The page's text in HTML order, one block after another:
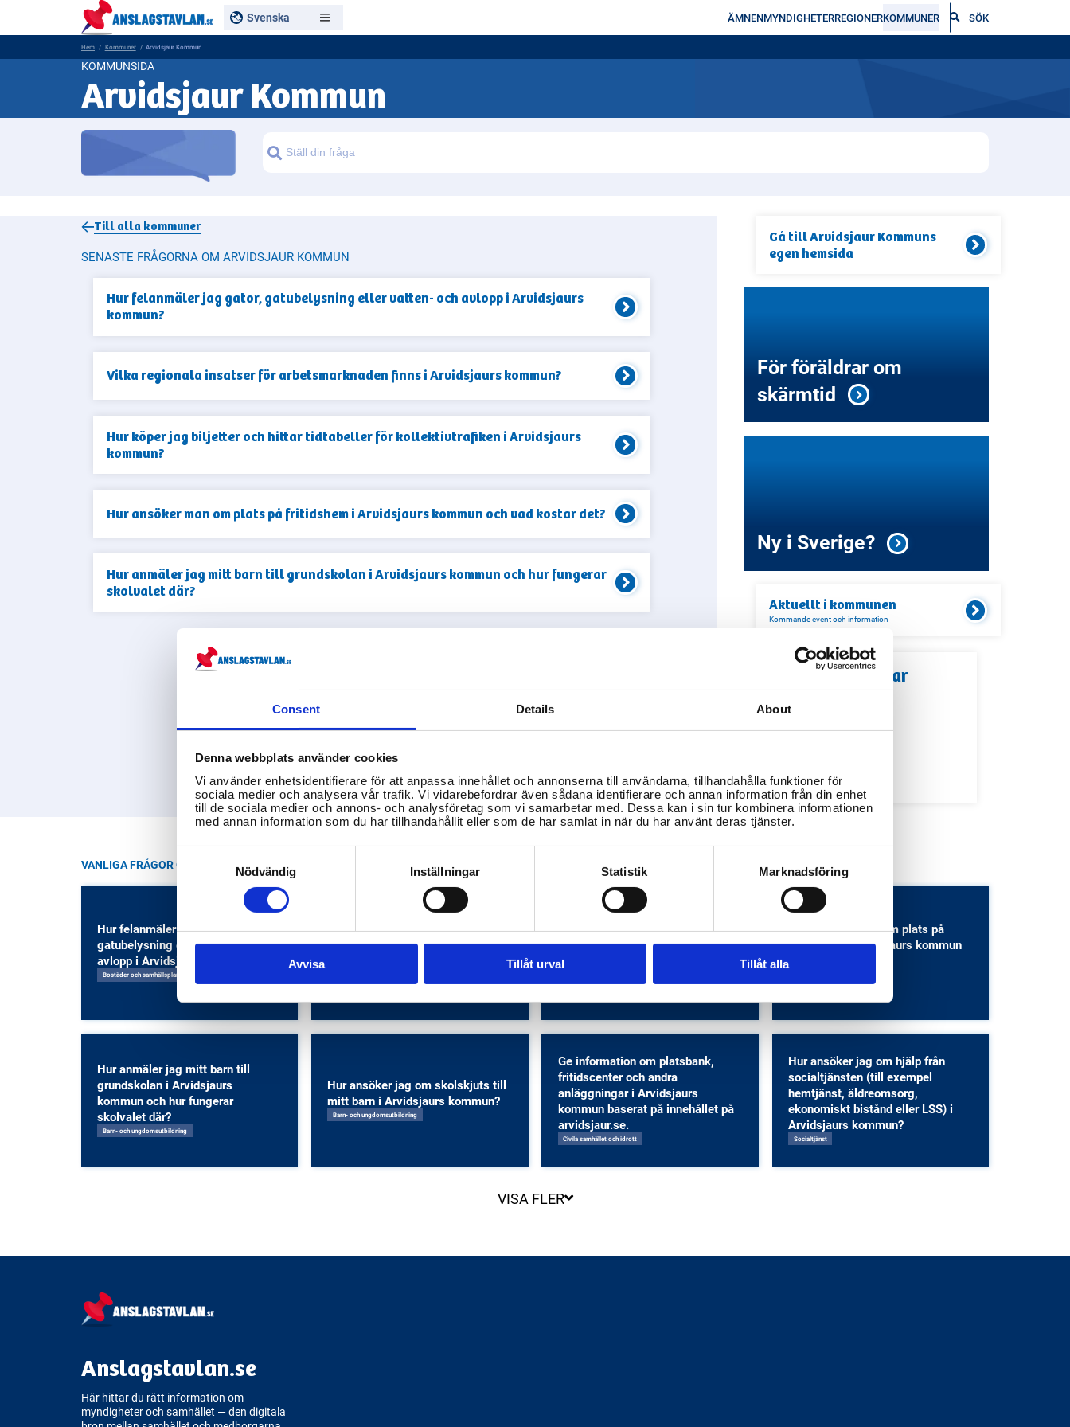
Consent Details About
Denna webbplats använder cookies
Vi använder enhetsidentifierare för att anpassa innehållet och annonserna till användarna, tillhandahålla funktioner för
sociala medier och analysera vår trafik. Vi vidarebefordrar även sådana identifierare och annan information från din enhet
till de sociala medier och annons- och analysföretag som vi samarbetar med. Dessa kan i sin tur kombinera informationen
med annan information som du har tillhandahållit eller som de har samlat in när du har använt deras tjänster.
Selection
Nödvändig Inställningar Statistik Marknadsföring
Avvisa Tillåt urval Tillåt alla
Svenska ÄMNENMYNDIGHETERREGIONERKOMMUNER SÖK
Hem Kommuner Arvidsjaur Kommun
KOMMUNSIDA
Arvidsjaur Kommun
Sök
Till alla kommuner
SENASTE FRÅGORNA OM ARVIDSJAUR KOMMUN
Hur felanmäler jag gator, gatubelysning eller vatten- och avlopp i Arvidsjaurs
kommun?
Vilka regionala insatser för arbetsmarknaden finns i Arvidsjaurs kommun?
Hur köper jag biljetter och hittar tidtabeller för kollektivtrafiken i Arvidsjaurs
kommun?
Hur ansöker man om plats på fritidshem i Arvidsjaurs kommun och vad kostar det?
Hur anmäler jag mitt barn till grundskolan i Arvidsjaurs kommun och hur fungerar
skolvalet där?
Gå tillArvidsjaur Kommuns
egen hemsida
För föräldrar om
skärmtid
Ny i Sverige?
Aktuellt i kommunen
Kommande event och information
Relaterade länkar
Servicekontor
Bibliotek
Återvinningscentraler
VANLIGA FRÅGOR OM ARVIDSJAUR KOMMUN
Hur felanmäler jag gator,
gatubelysning eller vatten- och
avlopp i Arvidsjaurs kommun?
Bostäder och samhällsplanering
Vilka regionala insatser för
arbetsmarknaden finns i
Hur köper jag biljetter och hittar
tidtabeller för kollektivtrafiken i
Arvidsjaurs kommun?
Hur ansöker man om plats på
fritidshem i Arvidsjaurs kommun
och vad kostar det?
Hur anmäler jag mitt barn till
grundskolan i Arvidsjaurs
kommun och hur fungerar
skolvalet där?
Barn- och ungdomsutbildning
Hur ansöker jag om skolskjuts till
mitt barn i Arvidsjaurs kommun?
Barn- och ungdomsutbildning
Ge information om platsbank,
fritidscenter och andra
anläggningar i Arvidsjaurs
kommun baserat på innehållet på
arvidsjaur.se.
Civila samhället och idrott
Hur ansöker jag om hjälp från
socialtjänsten (till exempel
hemtjänst, äldreomsorg,
ekonomiskt bistånd eller LSS) i
Arvidsjaurs kommun?
Socialtjänst
VISA FLER
Anslagstavlan.se
Här hittar du rätt information om
myndigheter och samhället — den digitala